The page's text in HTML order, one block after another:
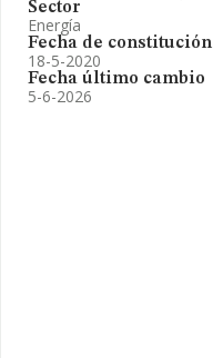
Sector
Energía
Fecha de constitución
18-5-2020
Fecha último cambio
5-6-2026